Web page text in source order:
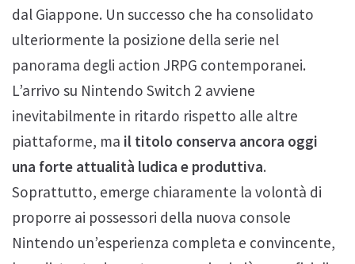
dal Giappone. Un successo che ha consolidato
ulteriormente la posizione della serie nel
panorama degli action JRPG contemporanei.
L’arrivo su Nintendo Switch 2 avviene
inevitabilmente in ritardo rispetto alle altre
piattaforme, ma il titolo conserva ancora oggi
una forte attualità ludica e produttiva.
Soprattutto, emerge chiaramente la volontà di
proporre ai possessori della nuova console
Nintendo un’esperienza completa e convincente,